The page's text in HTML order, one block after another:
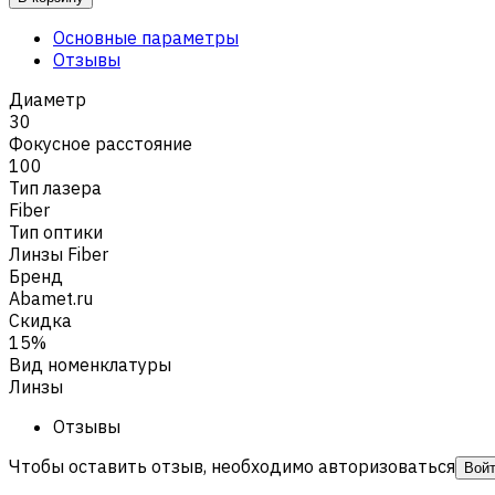
Основные параметры
Отзывы
Диаметр
30
Фокусное расстояние
100
Тип лазера
Fiber
Тип оптики
Линзы Fiber
Бренд
Abamet.ru
Скидка
15%
Вид номенклатуры
Линзы
Отзывы
Чтобы оставить отзыв, необходимо авторизоваться